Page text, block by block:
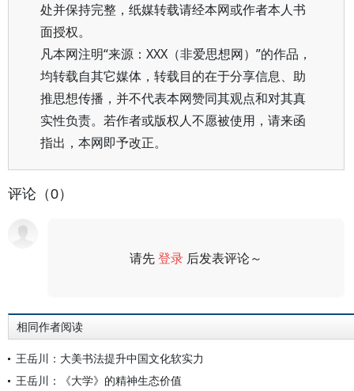
处并保持完整，纸媒转载请经本网或作者本人书
面授权。
凡本网注明“来源：XXX（非爱思想网）”的作品，
均转载自其它媒体，转载目的在于分享信息、助
推思想传播，并不代表本网赞同其观点和对其真
实性负责。若作者或版权人不愿被使用，请来函
指出，本网即予改正。
评论（0）
请先登录 后发表评论～
相同作者阅读
王岳川：大美书法提升中国文化软实力
王岳川：《大学》的精神生态价值